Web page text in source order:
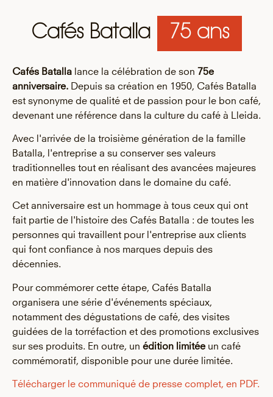
Cafés Batalla 75 ans
Cafés Batalla lance la célébration de son 75e
anniversaire. Depuis sa création en 1950, Cafés Batalla
est synonyme de qualité et de passion pour le bon café,
devenant une référence dans la culture du café à Lleida.
Avec l'arrivée de la troisième génération de la famille
Batalla, l'entreprise a su conserver ses valeurs
traditionnelles tout en réalisant des avancées majeures
en matière d'innovation dans le domaine du café.
Cet anniversaire est un hommage à tous ceux qui ont
fait partie de l'histoire des Cafés Batalla : de toutes les
personnes qui travaillent pour l'entreprise aux clients
qui font confiance à nos marques depuis des
décennies.
Pour commémorer cette étape, Cafés Batalla
organisera une série d'événements spéciaux,
notamment des dégustations de café, des visites
guidées de la torréfaction et des promotions exclusives
sur ses produits. En outre, un édition limitée un café
commémoratif, disponible pour une durée limitée.
Télécharger le communiqué de presse complet, en PDF.